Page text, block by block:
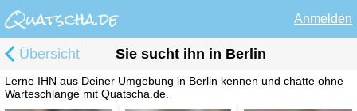
Anmelden
Übersicht Sie sucht ihn in Berlin
Lerne IHN aus Deiner Umgebung in Berlin kennen und chatte ohne
Warteschlange mit Quatscha.de.